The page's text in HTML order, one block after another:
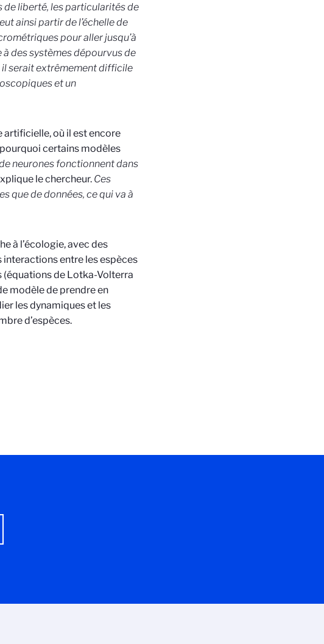
de liberté, les particularités de
ainsi partir de l’échelle de
pour aller jusqu’à
des systèmes dépourvus de
il serait extrêmement difficile
et un
artificielle, où il est encore
certains modèles
neurones fonctionnent dans
le chercheur. Ces
que de données, ce qui va à
à l’écologie, avec des
interactions entre les espèces
de Lotka-Volterra
modèle de prendre en
les dynamiques et les
d’espèces.